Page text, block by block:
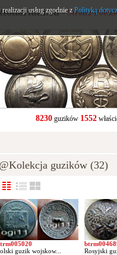
- Strona
8230guzików 1552
@Kolekcja guzików (32)
guzik wojskow...
Rosyjski
usług zgodnie zPolityką